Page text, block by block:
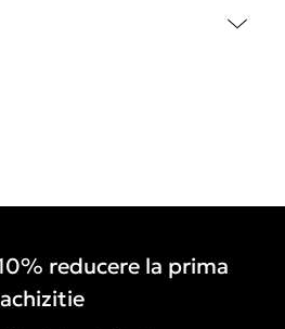
reducere la prima
achizitie